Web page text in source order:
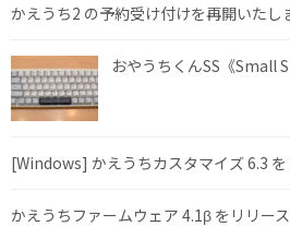
かえうち2 の予約受け付けを再開いたし
おやうちくんSS《Small
[Windows] かえうちカスタマイズ 6.3
かえうちファームウェア 4.1β をリリー